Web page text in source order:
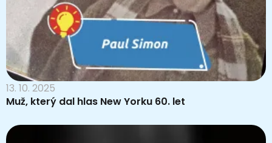
13. 10. 2025
Muž, který dal hlas New Yorku 60. let